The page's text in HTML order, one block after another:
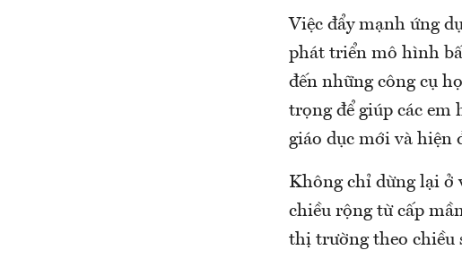
Việc đẩy mạnh ứng
phát triển mô hình
đến những công cụ
trọng để giúp các em
giáo dục mới và hiện
Không chỉ dừng lại ở
chiều rộng từ cấp
thị trường theo chiều